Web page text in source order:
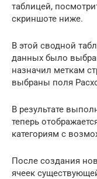
таблицей,
скриншоте ниже.
В этой сводной
данных было
назначил меткам
выбраны поля
В результате
теперь
категориям с
После создания
ячеек